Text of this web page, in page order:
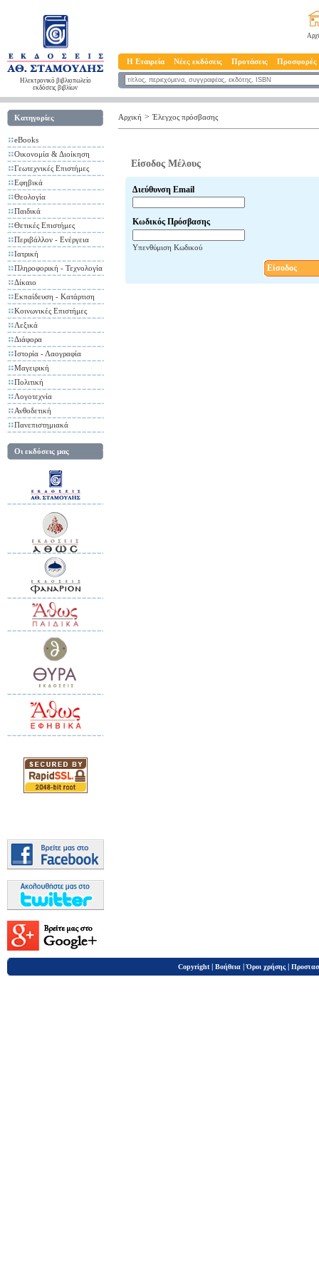
Ηλεκτρονικό βιβλιοπωλείο
εκδόσεις βιβλίων
Η Εταιρεία Νέες εκδόσεις Προτάσεις Προσφορές
Κατηγορίες
eBooks
Οικονομία & Διοίκηση
Γεωτεχνικές Επιστήμες
Εφηβικά
Θεολογία
Παιδικά
Θετικές Επιστήμες
Περιβάλλον - Ενέργεια
Ιατρική
Πληροφορική - Τεχνολογία
Δίκαιο
Εκπαίδευση - Κατάρτιση
Κοινωνικές Επιστήμες
Λεξικά
Διάφορα
Ιστορία - Λαογραφία
Μαγειρική
Πολιτική
Λογοτεχνία
Ανθοδετική
Πανεπιστημιακά
Οι εκδόσεις μας
Αρχική > Έλεγχος πρόσβασης
Είσοδος Μέλους
Διεύθυνση Email
Κωδικός Πρόσβασης
Υπενθύμιση Κωδικού
Είσοδος
Copyright | Βοήθεια |Όροι χρήσης |